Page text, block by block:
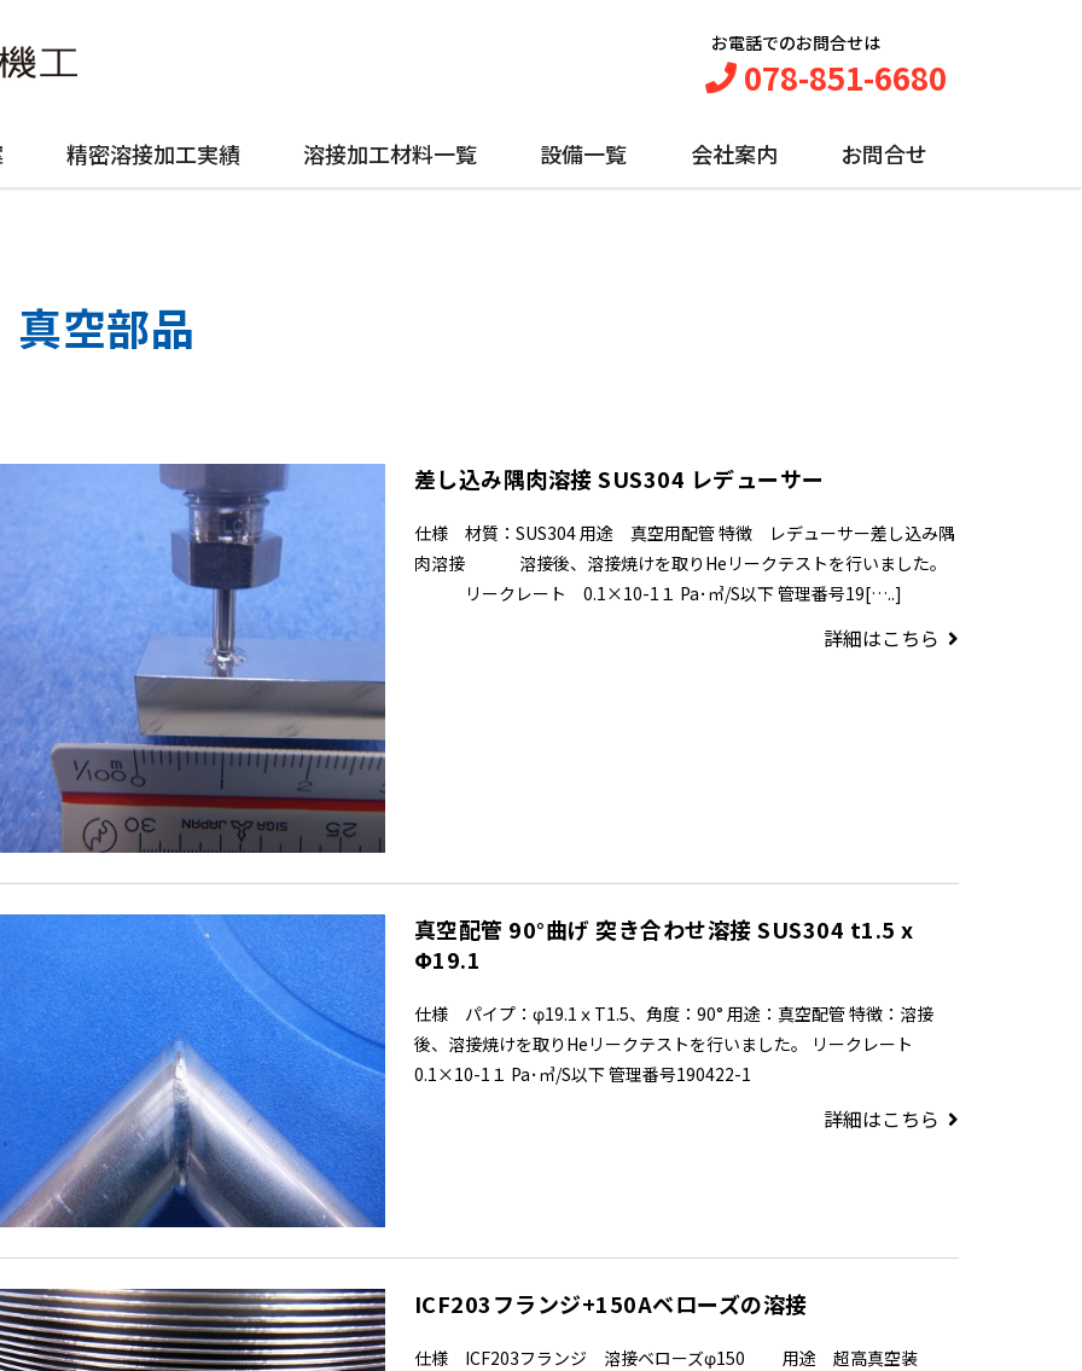
お電話でのお問合せは
078-851-6680
精密溶接加工実績 溶接加工材料一覧 設備一覧 会社案内 お問合せ
真空部品
差し込み隅肉溶接 SUS304 レデューサー
仕様 材質：SUS304 用途 真空用配管 特徴 レデューサー差し込み隅
肉溶接 溶接後、溶接焼けを取りHeリークテストを行いました。
リークレート 0.1×10-1１ Pa･㎥/S以下 管理番号19[…..]
詳細はこちら
真空配管 90°曲げ 突き合わせ溶接 SUS304 t1.5 x
Φ19.1
仕様 パイプ：φ19.1ｘT1.5、角度：90° 用途：真空配管 特徴：溶接
後、溶接焼けを取りHeリークテストを行いました。 リークレート
0.1×10-1１ Pa･㎥/S以下 管理番号190422-1
詳細はこちら
ICF203フランジ+150Aベローズの溶接
仕様 ICF203フランジ 溶接ベローズφ150 用途 超高真空装